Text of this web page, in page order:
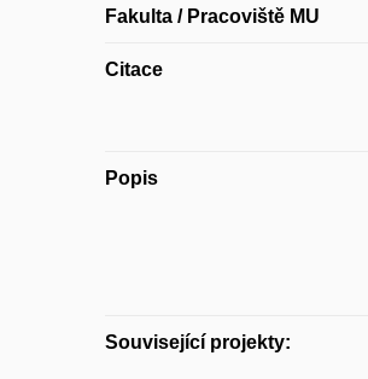
Fakulta / Pracoviště MU
Citace
Popis
Související projekty: